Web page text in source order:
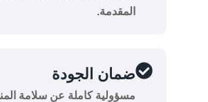
المقدمة.
ضمان الجودة
مسؤولية كاملة عن سلامة